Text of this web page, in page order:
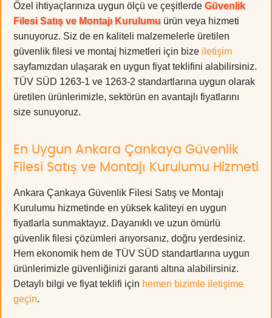
Özel ihtiyaçlarınıza uygun ölçü ve çeşitlerde Güvenlik
Filesi Satış ve Montajı Kurulumu ürün veya hizmeti
sunuyoruz. Siz de en kaliteli malzemelerle üretilen
güvenlik filesi ve montaj hizmetleri için bize iletişim
sayfamızdan ulaşarak en uygun fiyat teklifini alabilirsiniz.
TÜV SÜD 1263-1 ve 1263-2 standartlarına uygun olarak
üretilen ürünlerimizle, sektörün en avantajlı fiyatlarını
size sunuyoruz.
En Uygun Ankara Çankaya Güvenlik
Filesi Satış ve Montajı Kurulumu Hizmeti
Ankara Çankaya Güvenlik Filesi Satış ve Montajı
Kurulumu hizmetinde en yüksek kaliteyi en uygun
fiyatlarla sunmaktayız. Dayanıklı ve uzun ömürlü
güvenlik filesi çözümleri arıyorsanız, doğru yerdesiniz.
Hem ekonomik hem de TÜV SÜD standartlarına uygun
ürünlerimizle güvenliğinizi garanti altına alabilirsiniz.
Detaylı bilgi ve fiyat teklifi için hemen bizimle iletişime
geçin.